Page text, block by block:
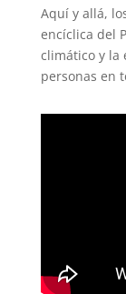
Aquí y allá,
encíclica del
climático y la
personas en